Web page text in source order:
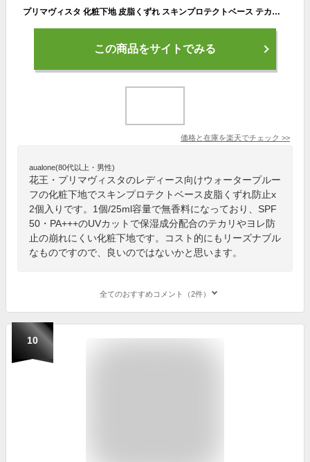
プリマヴィスタ 化粧下地 皮脂くずれ スキンプロテクトベース テカリ ヨレ 防止 肌 ウォータープルーフ 日焼け止め 紫外線 花王 メイク 無香料 ラベンダー SPF50 25ml ×2個
この商品をサイトでみる
価格と在庫を楽天でチェック >>
aualone(80代以上・男性)
花王・プリマヴィスタのレディース向けウォータープルー
フの化粧下地でスキンプロテクトベース皮脂くずれ防止x
2個入りです。1個/25ml容量で無香料になっており、SPF
50・PA+++のUVカットで保湿成分配合のテカリやヨレ防
止の崩れにくい化粧下地です。コスト的にもリーズナブル
なものですので、良いのではないかと思います。
全てのおすすめコメント（2件）
10